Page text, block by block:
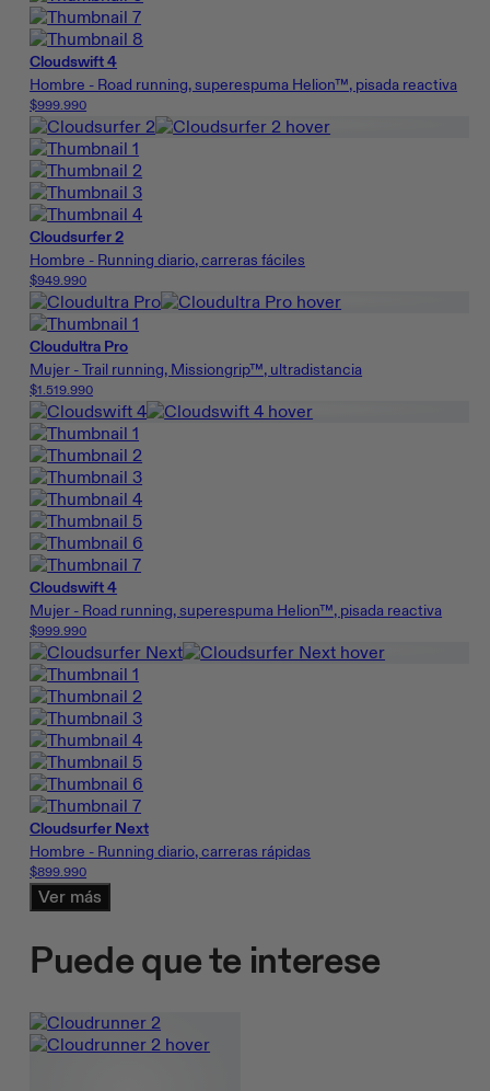
Cloudswift 4
Hombre - Road running, superespuma Helion™, pisada reactiva
$999.990
Cloudsurfer 2
Hombre - Running diario, carreras fáciles
$949.990
Cloudultra Pro
Mujer - Trail running, Missiongrip™, ultradistancia
$1.519.990
Cloudswift 4
Mujer - Road running, superespuma Helion™, pisada reactiva
$999.990
Cloudsurfer Next
Hombre - Running diario, carreras rápidas
$899.990
Ver más
Puede que te interese